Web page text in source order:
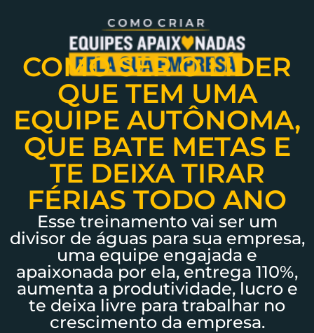
COMO SER O LÍDER
QUE TEM UMA
EQUIPE AUTÔNOMA,
QUE BATE METAS E
TE DEIXA TIRAR
FÉRIAS TODO ANO
Esse treinamento vai ser um
divisor de águas para sua empresa,
uma equipe engajada e
apaixonada por ela, entrega 110%,
aumenta a produtividade, lucro e
te deixa livre para trabalhar no
crescimento da empresa.